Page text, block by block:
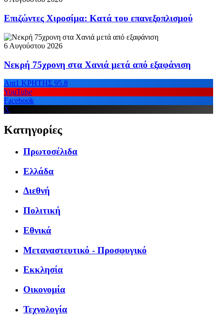
Επιζώντες Χιροσίμα: Κατά του επανεξοπλισμού
6 Αυγούστου 2026
Νεκρή 75χρονη στα Χανιά μετά από εξαφάνιση
Ant1 ΚΡΗΤΗΣ 95.8
YouTube
Facebook
X
Κατηγορίες
Πρωτοσέλιδα
Ελλάδα
Διεθνή
Πολιτική
Εθνικά
Μεταναστευτικό - Προσφυγικό
Εκκλησία
Οικονομία
Τεχνολογία